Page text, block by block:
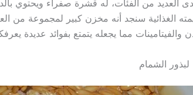
العديد من الفئات، له قشرة صفراء ويحتوي
الغذائية سنجد أنه مخزن كبير لمجموعة من
والفيتامينات مما يجعله يتمتع بفوائد عديدة
لبذور الشمام